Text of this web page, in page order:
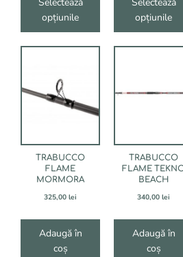
330,00 lei
Selectează
opțiunile
Selectează
opțiunile
TRABUCCO
FLAME
MORMORA
325,00 lei
Adaugă în
coș
TRABUCCO
FLAME
BEACH
340,00 lei
Adaugă în
coș